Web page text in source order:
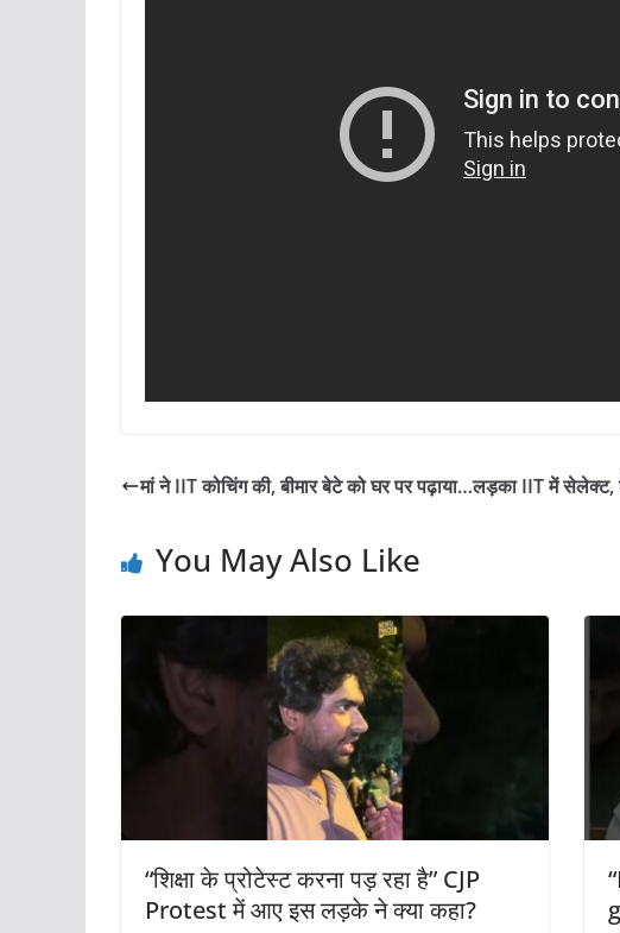
मां ने IIT कोचिंग की, बीमार बेटे को घर पर पढ़ाया…लड़का IIT में सेलेक्ट,
You May Also Like
“शिक्षा के प्रोटेस्ट करना पड़ रहा है” CJP
Protest में आए इस लड़के ने क्या कहा?